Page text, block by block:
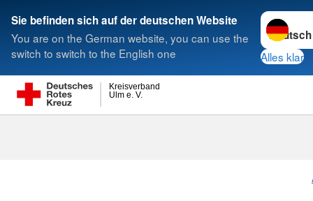
Sie befinden sich auf der deutschen Website
You are on the German website, you can use the
switch to switch to the English one
Sprache
Alles klar
Ulm e. V.
Kreisverband
Suche